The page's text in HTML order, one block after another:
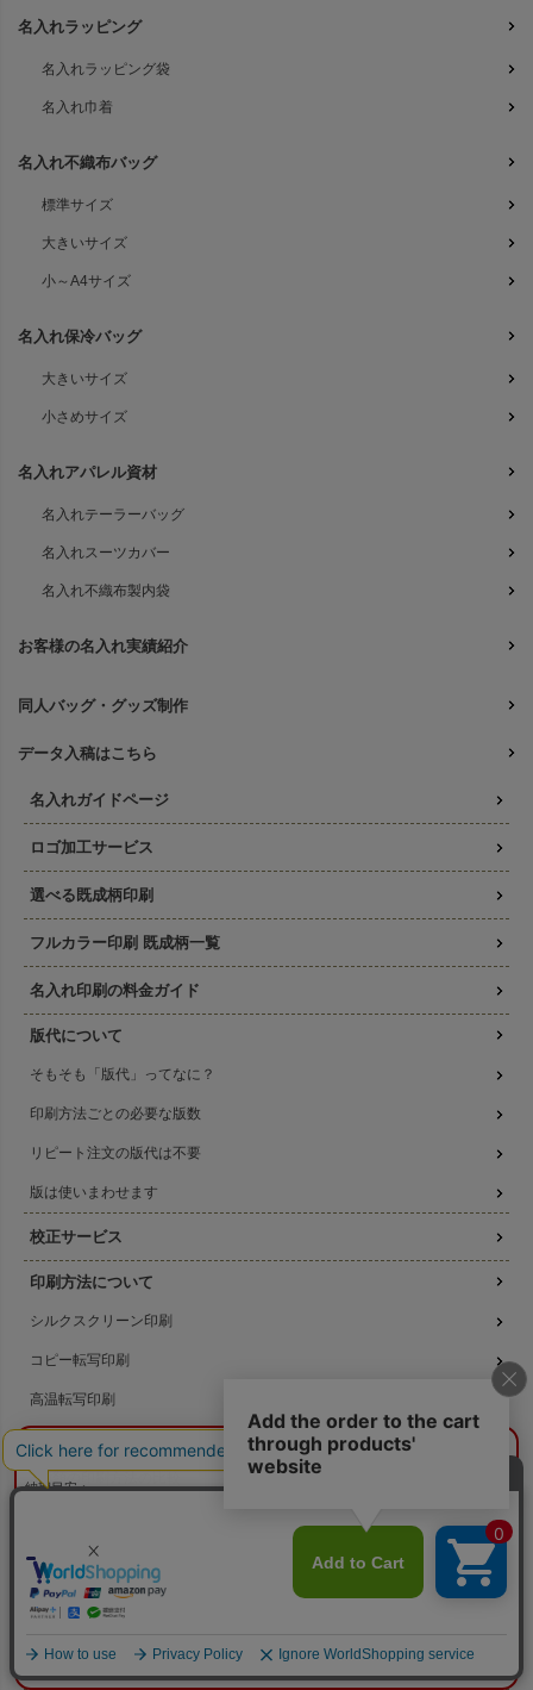
概算合計 ¥0 閉じる
納期目安：—
本体色：
選択してください
印刷位置：選択してください
印刷色：—
本体代：¥0
印刷代：¥0
名入れラッピング
名入れラッピング袋
名入れ巾着
名入れ不織布バッグ
標準サイズ
大きいサイズ
小～A4サイズ
名入れ保冷バッグ
大きいサイズ
小さめサイズ
名入れアパレル資材
名入れテーラーバッグ
名入れスーツカバー
名入れ不織布製内袋
お客様の名入れ実績紹介
同人バッグ・グッズ制作
データ入稿はこちら
名入れガイドページ
ロゴ加工サービス
選べる既成柄印刷
フルカラー印刷 既成柄一覧
名入れ印刷の料金ガイド
版代について
そもそも「版代」ってなに？
印刷方法ごとの必要な版数
リピート注文の版代は不要
版は使いまわせます
校正サービス
印刷方法について
シルクスクリーン印刷
コピー転写印刷
高温転写印刷
3種類の印刷方法の比較
名入れ注文の流れ
名入れのよくある質問
無料サンプル提供